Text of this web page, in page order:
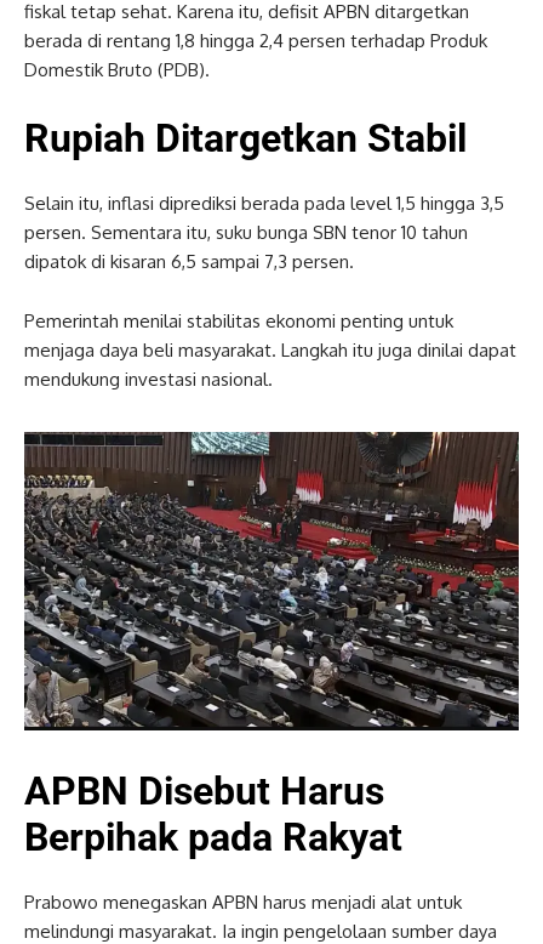
fiskal tetap sehat. Karena itu, defisit APBN ditargetkan
berada di rentang 1,8 hingga 2,4 persen terhadap Produk
Domestik Bruto (PDB).
Rupiah Ditargetkan Stabil
Selain itu, inflasi diprediksi berada pada level 1,5 hingga 3,5
persen. Sementara itu, suku bunga SBN tenor 10 tahun
dipatok di kisaran 6,5 sampai 7,3 persen.
Pemerintah menilai stabilitas ekonomi penting untuk
menjaga daya beli masyarakat. Langkah itu juga dinilai dapat
mendukung investasi nasional.
APBN Disebut Harus
Berpihak pada Rakyat
Prabowo menegaskan APBN harus menjadi alat untuk
melindungi masyarakat. Ia ingin pengelolaan sumber daya